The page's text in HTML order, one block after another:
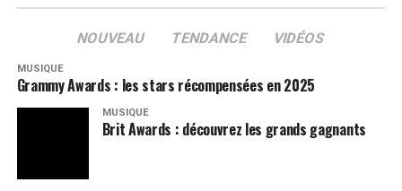
NOUVEAU TENDANCE VIDÉOS
MUSIQUE
Grammy Awards : les stars récompensées en 2025
MUSIQUE
Brit Awards : découvrez les grands gagnants